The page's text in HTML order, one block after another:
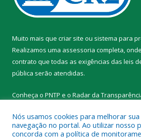
Muito mais que criar site ou sistema para
Realizamos uma assessoria completa,
contrato que todas as exigências das leis
pública serão atendidas.
Conheça o PNTP e o Radar da
Nós usamos cookies para melhorar
navegação no portal. Ao utilizar nosso
concorda com a política de